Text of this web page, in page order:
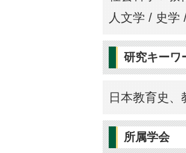
人文学 / 史学
研究キーワ
日本教育史
所属学会